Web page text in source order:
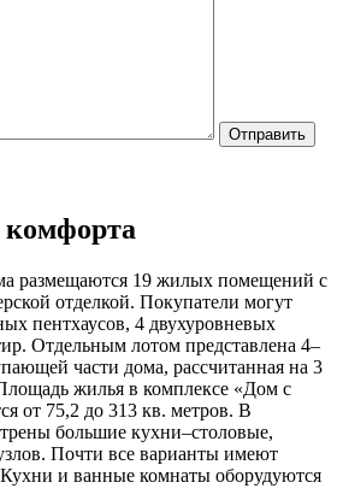
размещаются 19 жилых помещений с
отделкой. Покупатели могут
пентхаусов, 4 двухуровневых
Отдельным лотом представлена 4–
части дома, рассчитанная на 3
жилья в комплексе «Дом с
от 75,2 до 313 кв. метров. В
большие кухни–столовые,
Почти все варианты имеют
и ванные комнаты оборудуются